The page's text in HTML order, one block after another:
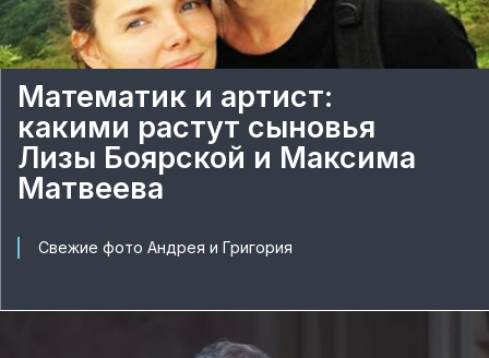
Математик и артист:
какими растут сыновья
Лизы Боярской и Максима
Матвеева
Свежие фото Андрея и Григория